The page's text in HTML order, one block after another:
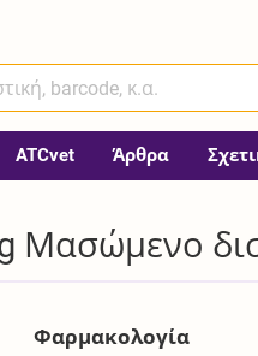
ATCvet Άρθρα
Μασώμενο
Φαρμακολογία